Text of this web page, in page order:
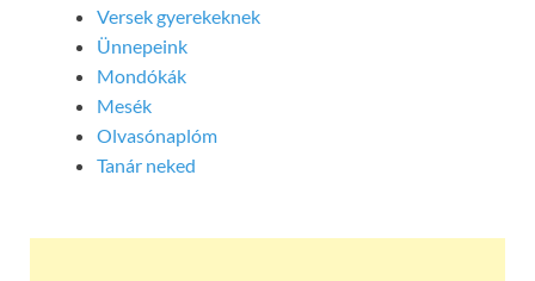
Versek gyerekeknek
Ünnepeink
Mondókák
Mesék
Olvasónaplóm
Tanár neked